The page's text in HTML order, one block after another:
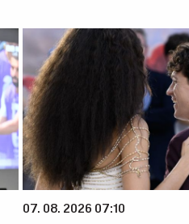
07. 08. 2026 07:10